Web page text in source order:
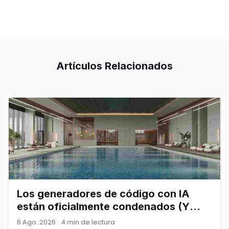
Artículos Relacionados
Los generadores de código con IA
están oficialmente condenados (Y
Joel Spolsky nos lo advirtió)
6 Ago. 2026 · 4 min de lectura